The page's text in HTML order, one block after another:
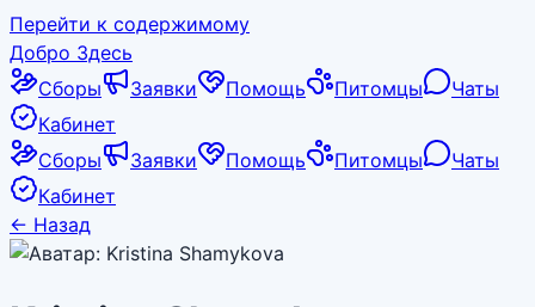
Перейти к содержимому
Добро Здесь
Сборы
Заявки Помощь Питомцы
Чаты
Кабинет
Сборы
Заявки Помощь Питомцы
Чаты
Кабинет
← Назад